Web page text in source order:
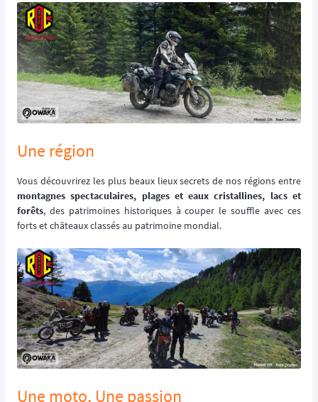
Une région
Vous découvrirez les plus beaux lieux secrets de nos régions entre
montagnes spectaculaires, plages et eaux cristallines, lacs et
forêts, des patrimoines historiques à couper le souffle avec ces
forts et châteaux classés au patrimoine mondial.
Une moto, Une passion